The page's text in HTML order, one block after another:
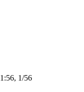
1:56, 1/56